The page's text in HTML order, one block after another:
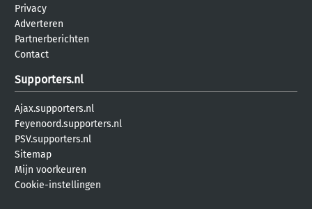
Privacy
Adverteren
Partnerberichten
Contact
Supporters.nl
Ajax.supporters.nl
Feyenoord.supporters.nl
PSV.supporters.nl
Sitemap
Mijn voorkeuren
Cookie-instellingen